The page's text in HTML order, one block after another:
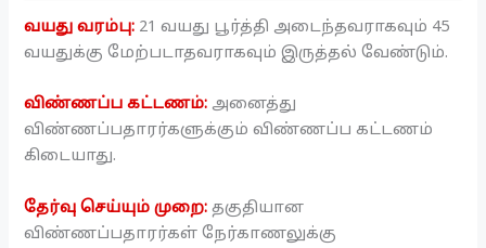
வயது வரம்பு: 21 வயது பூர்த்தி அடைந்தவராகவும் 45
வயதுக்கு மேற்படாதவராகவும் இருத்தல் வேண்டும்.
விண்ணப்ப கட்டணம்: அனைத்து
விண்ணப்பதாரர்களுக்கும் விண்ணப்ப கட்டணம்
கிடையாது.
தேர்வு செய்யும் முறை: தகுதியான
விண்ணப்பதாரர்கள் நேர்காணலுக்கு